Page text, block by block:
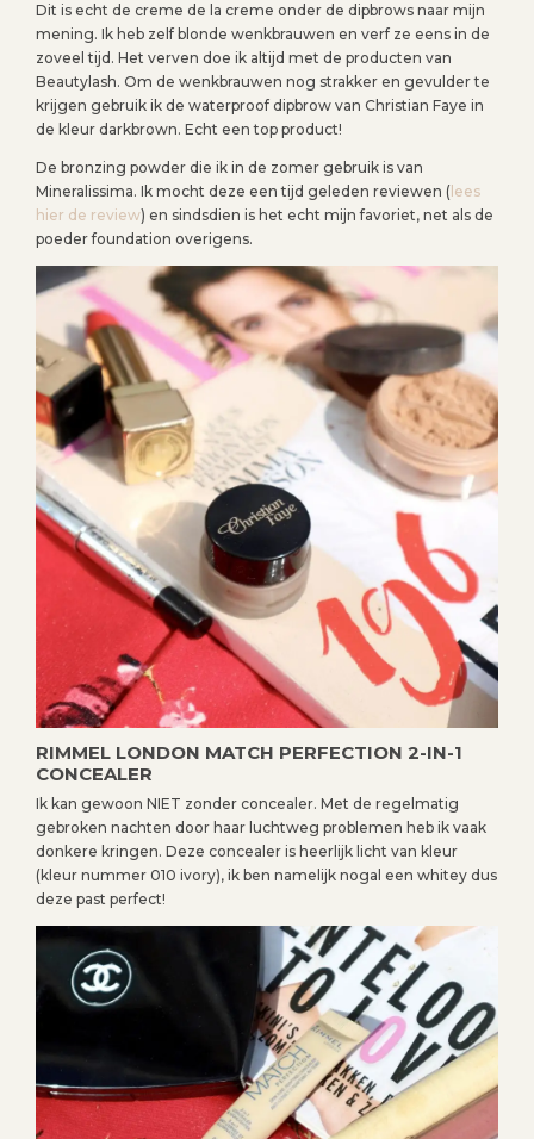
Dit is echt de creme de la creme onder de dipbrows naar mijn
mening. Ik heb zelf blonde wenkbrauwen en verf ze eens in de
zoveel tijd. Het verven doe ik altijd met de producten van
Beautylash. Om de wenkbrauwen nog strakker en gevulder te
krijgen gebruik ik de waterproof dipbrow van Christian Faye in
de kleur darkbrown. Echt een top product!
De bronzing powder die ik in de zomer gebruik is van
Mineralissima. Ik mocht deze een tijd geleden reviewen ( lees
hier de review) en sindsdien is het echt mijn favoriet, net als de
poeder foundation overigens.
RIMMEL LONDON MATCH PERFECTION 2-IN-1
CONCEALER
Ik kan gewoon NIET zonder concealer. Met de regelmatig
gebroken nachten door haar luchtweg problemen heb ik vaak
donkere kringen. Deze concealer is heerlijk licht van kleur
(kleur nummer 010 ivory), ik ben namelijk nogal een whitey dus
deze past perfect!